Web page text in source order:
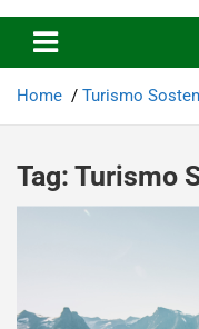
Ecoo.it
Home Turismo
Tag: Turismo